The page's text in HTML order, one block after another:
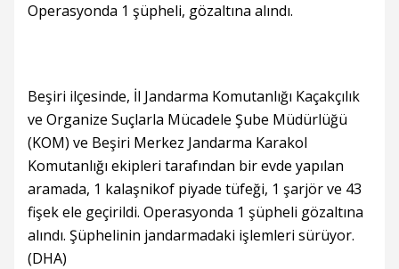
Operasyonda 1 şüpheli, gözaltına alındı.
Beşiri ilçesinde, İl Jandarma Komutanlığı Kaçakçılık
ve Organize Suçlarla Mücadele Şube Müdürlüğü
(KOM) ve Beşiri Merkez Jandarma Karakol
Komutanlığı ekipleri tarafından bir evde yapılan
aramada, 1 kalaşnikof piyade tüfeği, 1 şarjör ve 43
fişek ele geçirildi. Operasyonda 1 şüpheli gözaltına
alındı. Şüphelinin jandarmadaki işlemleri sürüyor.
(DHA)